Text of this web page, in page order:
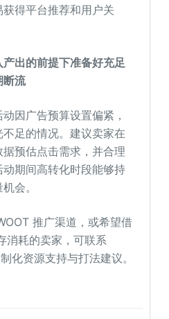
得平台推荐和用户关
产出的前提下准备好充足
断流
因广告预算设置偏紧，
足的情况。建议卖家在
预估点击需求，并合理
期间高转化时段能够持
会。
推广渠道，或希望借
消耗的卖家，可联系
化资源支持与打法建议。